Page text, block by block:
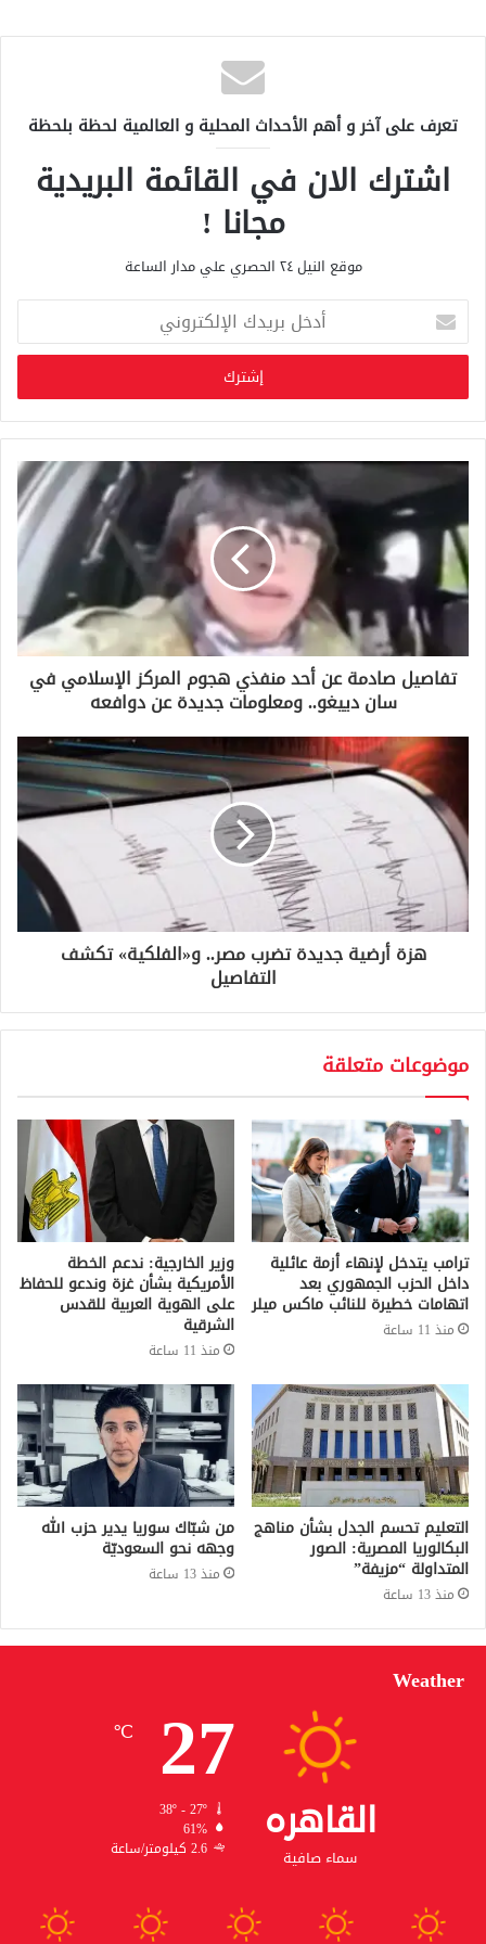
تعرف على آخر و أهم الأحداث المحلية و العالمية لحظة بلحظة
اشترك الان في القائمة البريدية
مجانا !
موقع النيل ٢٤ الحصري علي مدار الساعة
خ
ب
ر
ي
د
ا
ل
إ
ل
ك
ر
تفاصيل صادمة عن أحد منفذي هجوم المركز الإسلامي في
سان دييغو.. ومعلومات جديدة عن دوافعه
هزة أرضية جديدة تضرب مصر.. و«الفلكية» تكشف
التفاصيل
موضوعات متعلقة
ترامب يتدخل لإنهاء أزمة عائلية
داخل الحزب الجمهوري بعد
اتهامات خطيرة للنائب ماكس ميلر
منذ 11 ساعة
وزير الخارجية: ندعم الخطة
الأمريكية بشأن غزة وندعو للحفاظ
على الهوية العربية للقدس
الشرقية
منذ 11 ساعة
التعليم تحسم الجدل بشأن مناهج
البكالوريا المصرية: الصور
المتداولة “مزيفة”
منذ 13 ساعة
من شبّاك سوريا يدير حزب الله
وجهه نحو السعوديّة
منذ 13 ساعة
Weather
القاهره
سماء صافية
27
℃
38º - 27º
61%
2.6 كيلومتر/ساعة